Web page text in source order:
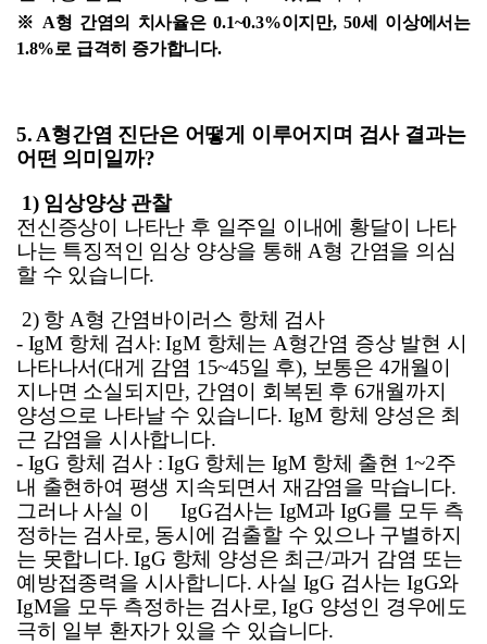
※ A형 간염의 치사율은 0.1~0.3%이지만, 50세 이상에서는
1.8%로 급격히 증가합니다.
5. A형간염 진단은 어떻게 이루어지며 검사 결과는
어떤 의미일까?
1) 임상양상 관찰
전신증상이 나타난 후 일주일 이내에 황달이 나타
나는 특징적인 임상 양상을 통해 A형 간염을 의심
할 수 있습니다.
2) 항 A형 간염바이러스 항체 검사
- IgM 항체 검사:IgM 항체는 A형간염 증상 발현 시
나타나서(대게 감염 15~45일 후), 보통은 4개월이
지나면 소실되지만, 간염이 회복된 후 6개월까지
양성으로 나타날 수 있습니다. IgM 항체 양성은 최
근 감염을 시사합니다.
- IgG 항체 검사 :IgG 항체는 IgM 항체 출현 1~2주
내 출현하여 평생 지속되면서 재감염을 막습니다.
그러나 사실 이 IgG검사는 IgM과 IgG를 모두 측
정하는 검사로, 동시에 검출할 수 있으나 구별하지
는 못합니다. IgG 항체 양성은 최근/과거 감염 또는
예방접종력을 시사합니다. 사실 IgG 검사는 IgG와
IgM을 모두 측정하는 검사로, IgG 양성인 경우에도
극히 일부 환자가 있을 수 있습니다.